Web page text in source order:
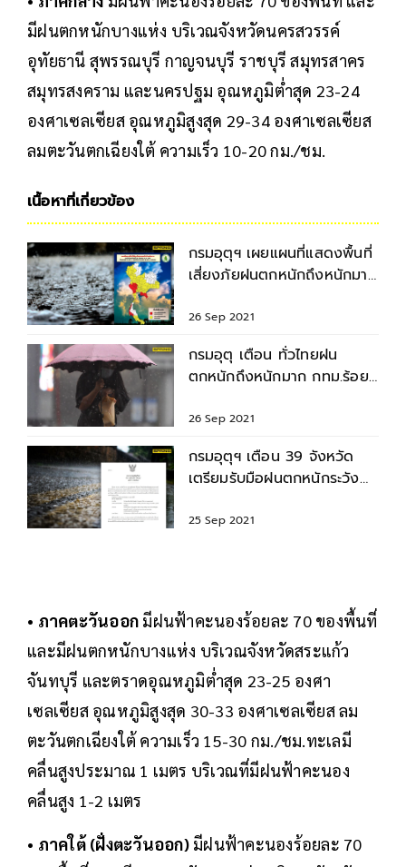
มีฝนตกหนักบางแห่ง บริเวณจังหวัดนครสวรรค์
อุทัยธานี สุพรรณบุรี กาญจนบุรี ราชบุรี สมุทรสาคร
สมุทรสงคราม และนครปฐม อุณหภูมิต่ำสุด 23-24
องศาเซลเซียส อุณหภูมิสูงสุด 29-34 องศาเซลเซียส
ลมตะวันตกเฉียงใต้ ความเร็ว 10-20 กม./ชม.
เนื้อหาที่เกี่ยวข้อง
กรมอุตุฯ เผยแผนที่แสดงพื้นที่
เสี่ยงภัยฝนตกหนักถึงหนักมาก
26 Sep 2021
กรมอุตุ เตือน ทั่วไทยฝน
ตกหนักถึงหนักมาก กทม.ร้อย
26 Sep 2021
กรมอุตุฯ เตือน 39 จังหวัด
เตรียมรับมือฝนตกหนักระวังน้ำ
25 Sep 2021
• ภาคตะวันออก มีฝนฟ้าคะนองร้อยละ 70 ของพื้นที่
และมีฝนตกหนักบางแห่ง บริเวณจังหวัดสระแก้ว
จันทบุรี และตราดอุณหภูมิต่ำสุด 23-25 องศา
เซลเซียส อุณหภูมิสูงสุด 30-33 องศาเซลเซียส ลม
ตะวันตกเฉียงใต้ ความเร็ว 15-30 กม./ชม.ทะเลมี
คลื่นสูงประมาณ 1 เมตร บริเวณที่มีฝนฟ้าคะนอง
คลื่นสูง 1-2 เมตร
• ภาคใต้ (ฝั่งตะวันออก)มีฝนฟ้าคะนองร้อยละ 70